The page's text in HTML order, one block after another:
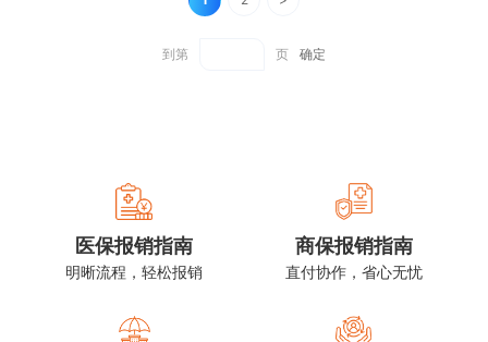
到第 页 确定
医保报销指南
明晰流程，轻松报销
商保报销指南
直付协作，省心无忧